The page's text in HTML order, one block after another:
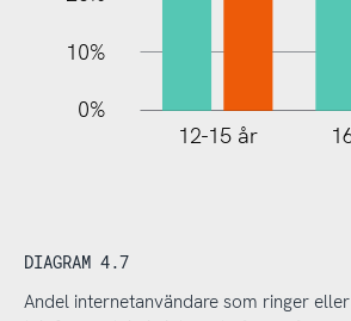
10%
0%
12-15 år
DIAGRAM 4.7
Andel internetanvändare som ringer